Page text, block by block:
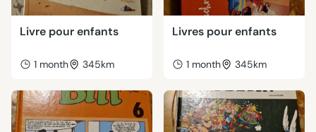
Livre pour enfants
1 month 345km
Livres pour enfants
1 month 345km